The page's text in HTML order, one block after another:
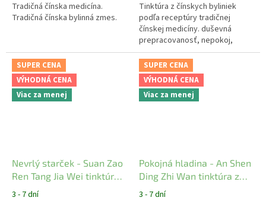
Tradičná čínska medicína.
Tradičná čínska bylinná zmes.
Tinktúra z čínskych byliniek
podľa receptúry tradičnej
čínskej medicíny. duševná
prepracovanosť, nepokoj,
podráždenosť, búšenie srdca s
úzkosťou, ľakavosť, problém so
spánkom.
SUPER CENA
VÝHODNÁ CENA
Viac za menej
Nevrlý starček - Suan Zao
Ren Tang Jia Wei tinktúra z
čínskych bylín YaoMedica
3 - 7 dní
SUPER CENA
VÝHODNÁ CENA
Viac za menej
Pokojná hladina - An Shen
Ding Zhi Wan tinktúra z
čínskych bylín YaoMedica
3 - 7 dní